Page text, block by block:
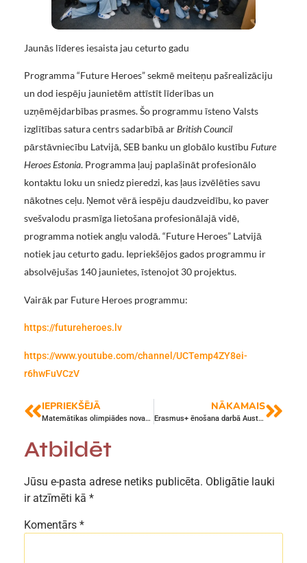
Jaunās līderes iesaista jau ceturto gadu
Programma “Future Heroes” sekmē meiteņu pašrealizāciju
un dod iespēju jaunietēm attīstīt līderības un
uzņēmējdarbības prasmes. Šo programmu īsteno Valsts
izglītības satura centrs sadarbībā arBritish Council
pārstāvniecību Latvijā, SEB banku un globālo kustību Future
Heroes Estonia. Programma ļauj paplašināt profesionālo
kontaktu loku un sniedz pieredzi, kas ļaus izvēlēties savu
nākotnes ceļu. Ņemot vērā iespēju daudzveidību, ko paver
svešvalodu prasmīga lietošana profesionālajā vidē,
programma notiek angļu valodā. “Future Heroes” Latvijā
notiek jau ceturto gadu. Iepriekšējos gados programmu ir
absolvējušas 140 jaunietes, īstenojot 30 projektus.
Vairāk par Future Heroes programmu:
https://futureheroes.lv
https://www.youtube.com/channel/UCTemp4ZY8ei-
r6hwFuVCzV
IEPRIEKŠĒJĀ
Matemātikas olimpiādes novada posma rezultāti
NĀKAMAIS
Erasmus+ ēnošana darbā Austrijā: svešvalodas kompetence un emocionāla labbūtība skolā
Atbildēt
Jūsu e-pasta adrese netiks publicēta. Obligātie lauki
ir atzīmēti kā *
Komentārs *